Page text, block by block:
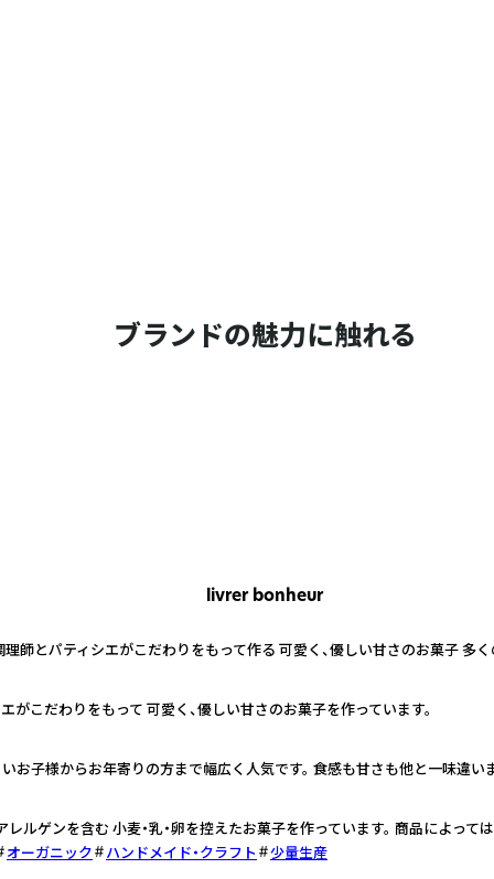
ブランドの魅力に触れる
livrer bonheur
師とパティシエがこだわりをもって作る 可愛く、優しい甘さのお菓子 多
こだわりをもって 可愛く、優しい甘さのお菓子を作っています。
お子様からお年寄りの方まで幅広く人気です。 食感も甘さも他と一味違い
ルゲンを含む 小麦・乳・卵を控えたお菓子を作っています。 商品によって
オーガニック
ハンドメイド・クラフト 少量生産